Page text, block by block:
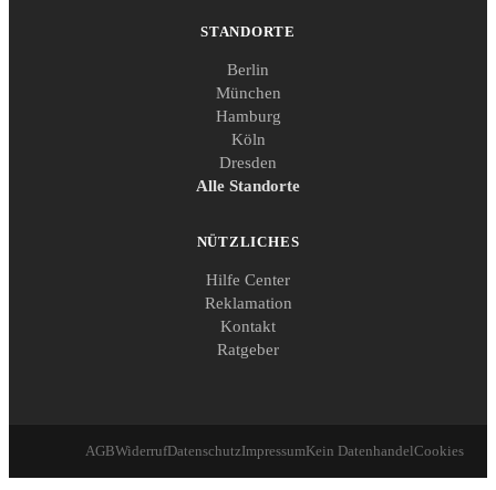
STANDORTE
Berlin
München
Hamburg
Köln
Dresden
Alle Standorte
NÜTZLICHES
Hilfe Center
Reklamation
Kontakt
Ratgeber
AGBWiderrufDatenschutzImpressumKein DatenhandelCookies